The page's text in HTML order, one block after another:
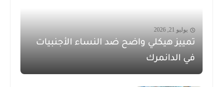
يوليو 21, 2026
تمييز هيكلي واضح ضد النساء الأجنبيات
في الدانمرك